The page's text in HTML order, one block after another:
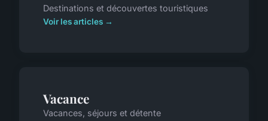
Destinations et découvertes touristiques
Voir les articles →
Vacance
Vacances, séjours et détente